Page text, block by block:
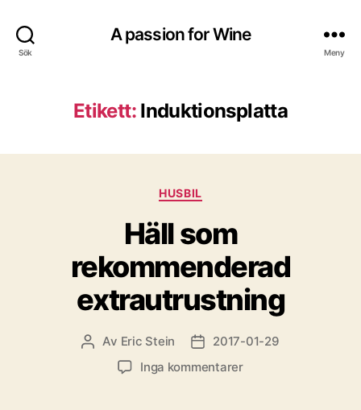
Sök
A passion for Wine
Meny
Etikett: Induktionsplatta
Kategorier
HUSBIL
Häll som
rekommenderad
extrautrustning
Inläggsförfattare
Av Eric Stein Inläggsdatum
2017-01-29
Inga kommentarertill